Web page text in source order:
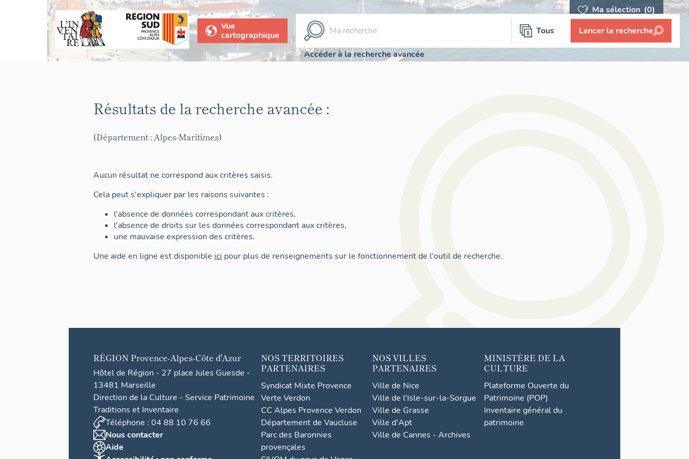
Ma sélection (0)
Vue
cartographique
Tous Lancer la recherche
Accéder à la recherche avancée
Résultats de la recherche avancée :
(Département : Alpes-Maritimes)
Aucun résultat ne correspond aux critères saisis.
Cela peut s'expliquer par les raisons suivantes :
l'absence de données correspondant aux critères,
l'absence de droits sur les données correspondant aux critères,
une mauvaise expression des critères.
Une aide en ligne est disponible ici pour plus de renseignements sur le fonctionnement de l'outil de recherche.
RÉGION Provence-Alpes-Côte d'Azur
Hôtel de Région - 27 place Jules Guesde -
13481 Marseille
Direction de la Culture - Service Patrimoine
Traditions et Inventaire
Téléphone : 04 88 10 76 66
Nous contacter
Aide
NOS TERRITOIRES
PARTENAIRES
Syndicat Mixte Provence
Verte Verdon
CC Alpes Provence Verdon
Département de Vaucluse
Parc des Baronnies
provençales
NOS VILLES
PARTENAIRES
Ville de Nice
Ville de l'Isle-sur-la-Sorgue
Ville de Grasse
Ville d'Apt
Ville de Cannes - Archives
MINISTÈRE DE LA
CULTURE
Plateforme Ouverte du
Patrimoine (POP)
Inventaire général du
patrimoine